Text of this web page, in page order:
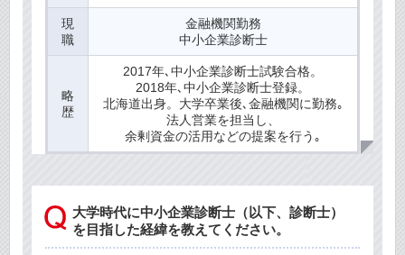
現
職
金融機関勤務
中小企業診断士
略
歴
2017年､中小企業診断士試験合格。
2018年､中小企業診断士登録。
北海道出身。大学卒業後､金融機関に勤務｡
法人営業を担当し、
余剰資金の活用などの提案を行う｡
大学時代に中小企業診断士（以下、診断士）
を目指した経緯を教えてください。